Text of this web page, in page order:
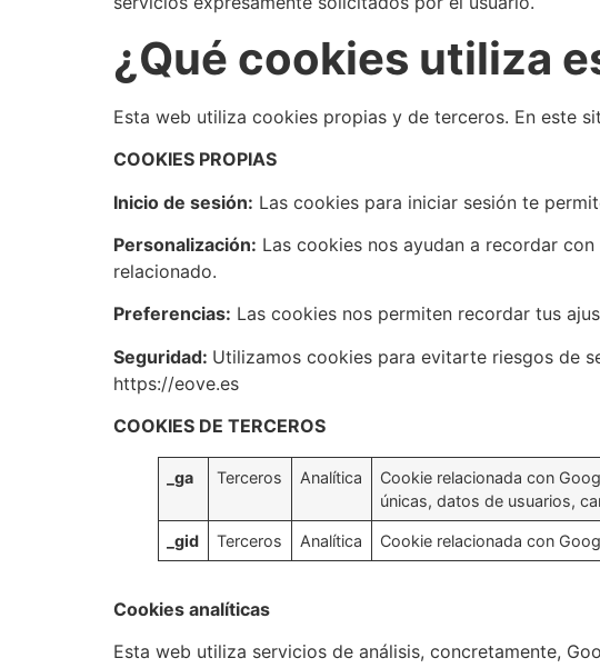
¿Qué cookies utiliza
Esta web utiliza cookies propias y de terceros. En este
COOKIES PROPIAS
Inicio de sesión: Las cookies para iniciar sesión te
Personalización: Las cookies nos ayudan a recordar
relacionado.
Preferencias: Las cookies nos permiten recordar tus
Seguridad: Utilizamos cookies para evitarte riesgos de
https://eove.es
COOKIES DE TERCEROS
_ga Terceros Analítica
Cookie relacionada con
únicas, datos de usuarios,
_gid Terceros Analítica Cookie relacionada con
Cookies analíticas
Esta web utiliza servicios de análisis, concretamente,